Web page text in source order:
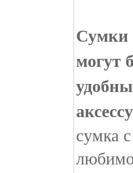
Сумки
могут
сумка